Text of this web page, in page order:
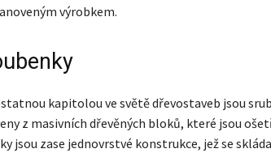
výrobkem.
kapitolou ve světě dřevostaveb jsou
z masivních dřevěných bloků, které jsou
jsou zase jednovrstvé konstrukce, jež se